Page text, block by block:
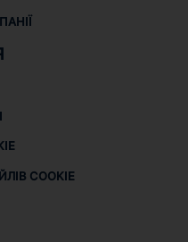
COOKIE